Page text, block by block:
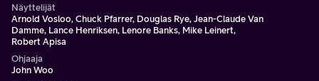
Näyttelijät
Arnold Vosloo, Chuck Pfarrer, Douglas Rye, Jean-Claude Van
Damme, Lance Henriksen, Lenore Banks, Mike Leinert,
Robert Apisa
Ohjaaja
John Woo